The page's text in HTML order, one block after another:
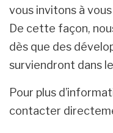
vous invitons à vous
De cette façon,
dès que des
surviendront dans
Pour plus
contacter